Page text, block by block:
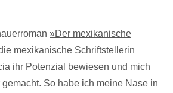
»Der mexikanische
mexikanische Schriftstellerin
ihr Potenzial bewiesen und mich
So habe ich meine Nase in